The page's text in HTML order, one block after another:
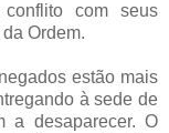
com seus
Ordem.
estão mais
à sede de
a desaparecer. O